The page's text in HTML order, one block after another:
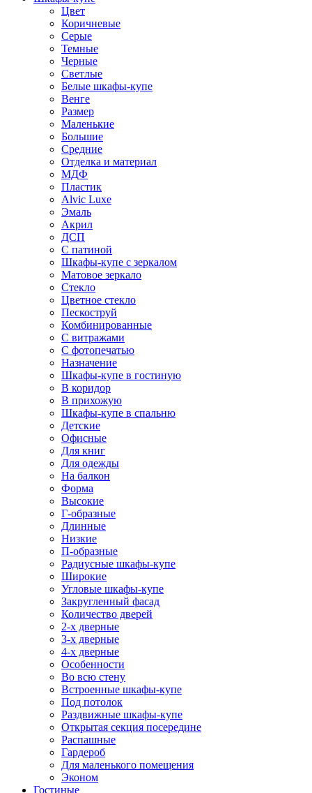
Цвет
Коричневые
Серые
Темные
Черные
Светлые
Белые шкафы-купе
Венге
Размер
Маленькие
Большие
Средние
Отделка и материал
МДФ
Пластик
Alvic Luxe
Эмаль
Акрил
ДСП
С патиной
Шкафы-купе с зеркалом
Матовое зеркало
Стекло
Цветное стекло
Пескоструй
Комбинированные
С витражами
С фотопечатью
Назначение
Шкафы-купе в гостиную
В коридор
В прихожую
Шкафы-купе в спальню
Детские
Офисные
Для книг
Для одежды
На балкон
Форма
Высокие
Г-образные
Длинные
Низкие
П-образные
Радиусные шкафы-купе
Широкие
Угловые шкафы-купе
Закругленный фасад
Количество дверей
2-х дверные
3-х дверные
4-х дверные
Особенности
Во всю стену
Встроенные шкафы-купе
Под потолок
Раздвижные шкафы-купе
Открытая секция посередине
Распашные
Гардероб
Для маленького помещения
Эконом
Гостиные